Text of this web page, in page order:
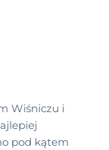
Wiśniczu i
pod kątem